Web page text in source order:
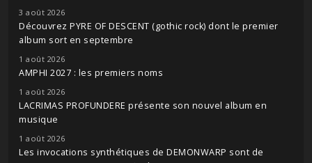
3 août 2026
Découvrez PYRE OF DESCENT (gothic rock) dont le premier
album sort en septembre
1 août 2026
AMPHI 2027 : les premiers noms
1 août 2026
LACRIMAS PROFUNDERE présente son nouvel album en
musique
1 août 2026
Les invocations synthétiques de DEMONWARP sont de